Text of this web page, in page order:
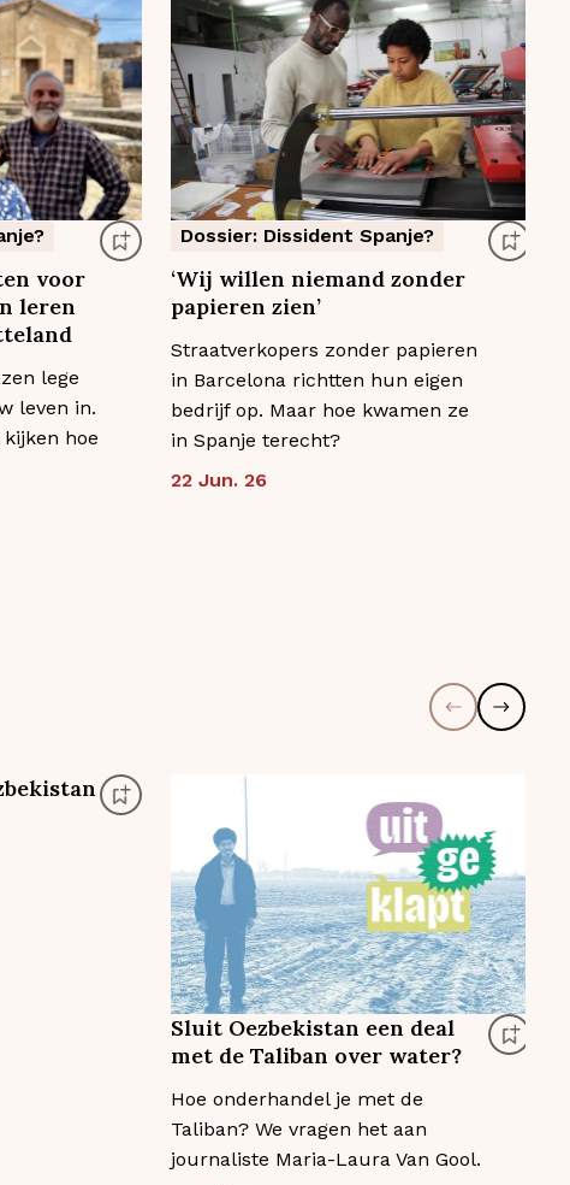
voor
leren
lege
leven in.
hoe
Dossier: Dissident Spanje?
‘Wij willen niemand zonder
papieren zien’
Straatverkopers zonder papieren
in Barcelona richtten hun eigen
bedrijf op. Maar hoe kwamen ze
in Spanje terecht?
22 Jun. 26
Sluit Oezbekistan een deal
met de Taliban over water?
Hoe onderhandel je met de
Taliban? We vragen het aan
journaliste Maria-Laura Van Gool.